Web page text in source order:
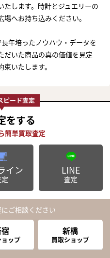
たします。時計とジュエリーの
へお持ち込みください。
年培ったノウハウ・データを
だいた商品の真の価値を見定
いたします。
をする
イン LINE
査定
ご相談ください
ップ
新橋
買取ショップ